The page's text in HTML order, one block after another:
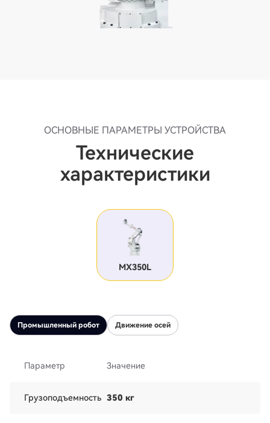
ОСНОВНЫЕ ПАРАМЕТРЫ УСТРОЙСТВА
Технические
характеристики
MX350L
Промышленный робот Движение осей
Параметр Значение
Грузоподъемность 350 кг